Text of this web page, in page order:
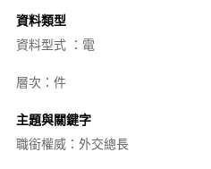
資料類型
資料型式 ：電
層次：件
主題與關鍵字
職銜權威：外交總長